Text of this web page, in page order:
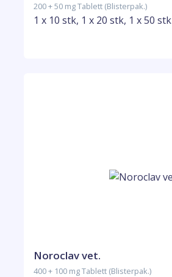
200 + 50 mg Tablett (Blisterpak.)
1 x 10 stk, 1 x 20 stk, 1 x 50 stk
Noroclav vet.
400 + 100 mg Tablett (Blisterpak.)